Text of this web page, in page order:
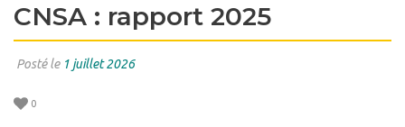
CNSA : rapport 2025
Posté le 1 juillet 2026
0